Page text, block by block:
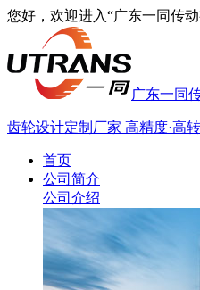
您好，欢迎进入“广东一同传
广东一同
齿轮设计定制厂家 高精度·高
首页
公司简介
公司介绍